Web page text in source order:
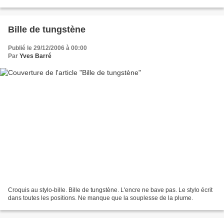
Bille de tungstène
Publié le 29/12/2006 à 00:00
Par Yves Barré
Croquis au stylo-bille. Bille de tungstène. L'encre ne bave pas. Le stylo écrit
dans toutes les positions. Ne manque que la souplesse de la plume.